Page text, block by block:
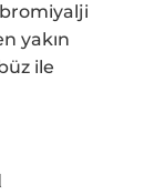
yakın
ile